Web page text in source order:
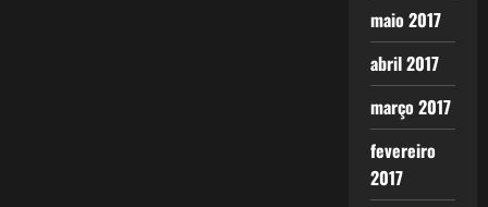
maio 2017
abril 2017
março 2017
fevereiro
2017